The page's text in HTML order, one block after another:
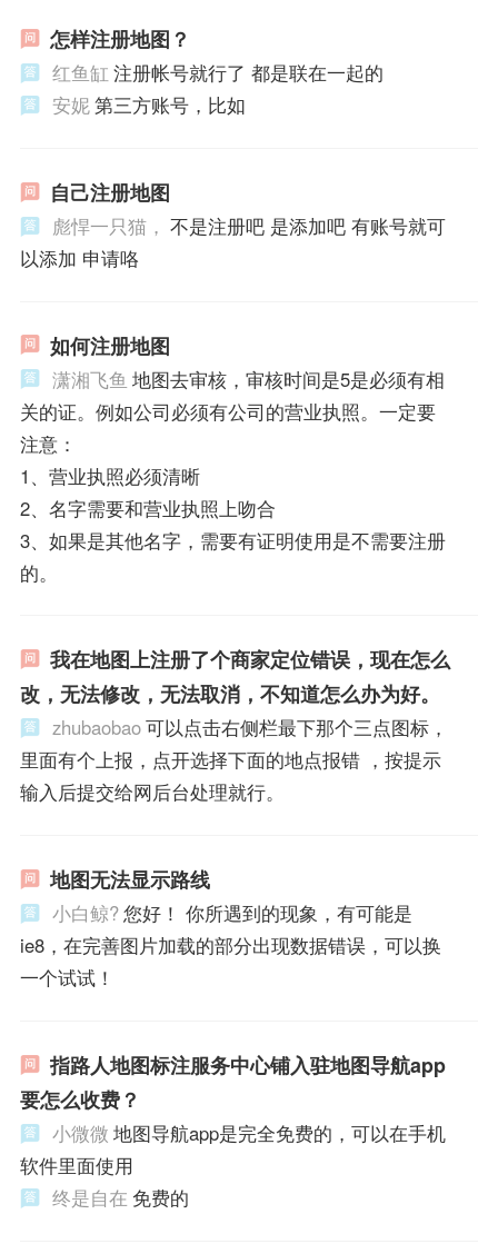
怎样注册地图？
红鱼缸 注册帐号就行了 都是联在一起的
安妮第三方账号，比如
自己注册地图
彪悍一只猫， 不是注册吧 是添加吧 有账号就可
以添加 申请咯
如何注册地图
潇湘飞鱼 地图去审核，审核时间是5是必须有相
关的证。例如公司必须有公司的营业执照。一定要
注意：
1、营业执照必须清晰
2、名字需要和营业执照上吻合
3、如果是其他名字，需要有证明使用是不需要注册
的。
我在地图上注册了个商家定位错误，现在怎么
改，无法修改，无法取消，不知道怎么办为好。
zhubaobao可以点击右侧栏最下那个三点图标，
里面有个上报，点开选择下面的地点报错 ，按提示
输入后提交给网后台处理就行。
地图无法显示路线
小白鲸?您好！ 你所遇到的现象，有可能是
ie8，在完善图片加载的部分出现数据错误，可以换
一个试试！
指路人地图标注服务中心铺入驻地图导航app
要怎么收费？
小微微 地图导航app是完全免费的，可以在手机
软件里面使用
终是自在 免费的